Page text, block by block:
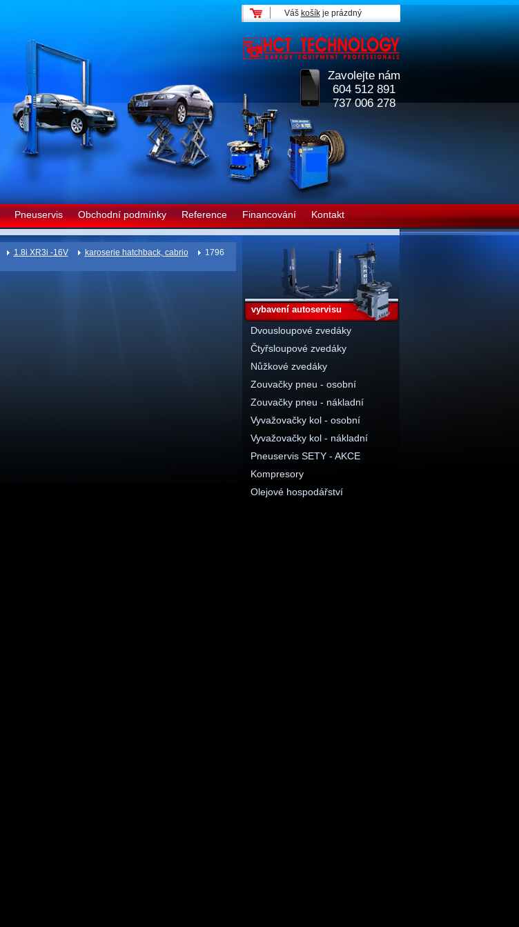
Pneuservis Obchodní podmínky Reference Financování Kontakt
Zavolejte nám
604 512 891
737 006 278
Váš košíkje prázdný
1.8i XR3i -16V karoserie hatchback, cabrio
1796
vybavení autoservisu
Dvousloupové zvedáky
Čtyřsloupové zvedáky
Nůžkové zvedáky
Zouvačky pneu - osobní
Zouvačky pneu - nákladní
Vyvažovačky kol - osobní
Vyvažovačky kol - nákladní
Pneuservis SETY - AKCE
Kompresory
Olejové hospodářství